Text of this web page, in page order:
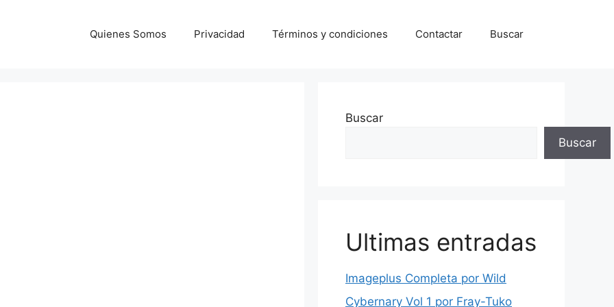
Quienes Somos Privacidad Términos y condiciones Contactar Buscar
Buscar
Buscar
Ultimas entradas
Imageplus Completa por Wild
Cybernary Vol 1 por Fray-Tuko